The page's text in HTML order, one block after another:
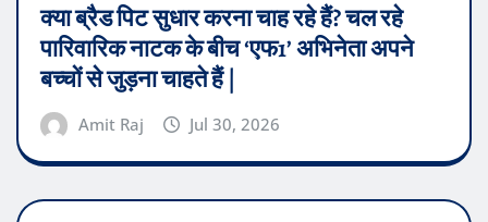
क्या ब्रैड पिट सुधार करना चाह रहे हैं? चल रहे
पारिवारिक नाटक के बीच ‘एफ1’ अभिनेता अपने
बच्चों से जुड़ना चाहते हैं |
Amit Raj Jul 30, 2026